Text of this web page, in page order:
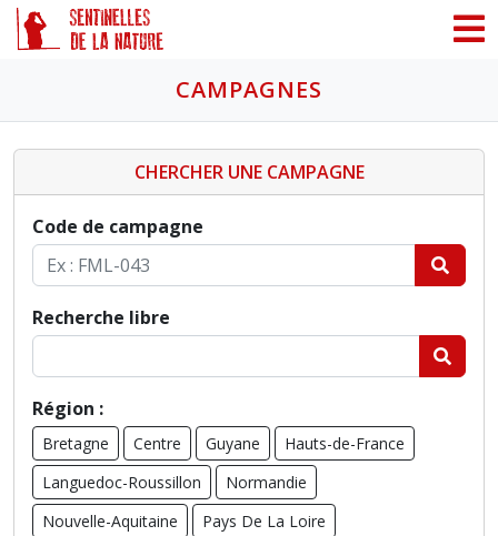
CAMPAGNES
CHERCHER UNE CAMPAGNE
Code de campagne
Recherche libre
Région :
Bretagne Centre Guyane
Hauts-de-France
Languedoc-Roussillon
Normandie
Nouvelle-Aquitaine
Pays De La Loire
Panneau de gestion des cookies